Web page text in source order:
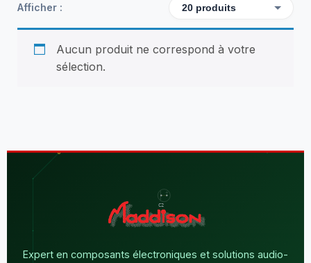
Afficher :
Aucun produit ne correspond à votre
sélection.
Expert en composants électroniques et solutions audio-